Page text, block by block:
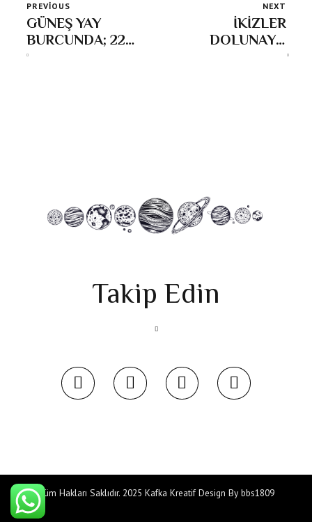
PREVIOUS
GÜNEŞ YAY
BURCUNDA; 22
Kasım-21 Aralık
NEXT
İKİZLER
DOLUNAYI-
Takip Edin
Tüm Hakları Saklıdır. 2025 Kafka Kreatif Design By bbs1809